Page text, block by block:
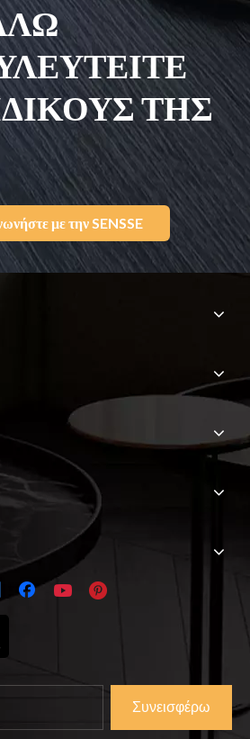
ΤΗΣ
με την SENSSE
Συνεισφέρω